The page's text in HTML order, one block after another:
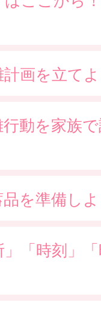
計画を立て
行動を家族
品を準備し
「時刻」